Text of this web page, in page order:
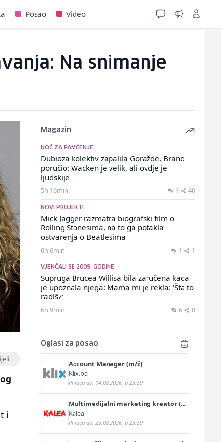
Posao Video
Na snimanje
i
Magazin
NOĆ ZA PAMĆENJE
Dubioza kolektiv zapalila Goražde, Brano
poručio: Wacken je velik, ali ovdje je
ljudskije
5h 16min 1 40
NOVI PROJEKTI
Mick Jagger razmatra biografski film o
Rolling Stonesima, na to ga potakla
ostvarenja o Beatlesima
6h 6min 1 1
VJENČALI SE 2009. GODINE
Supruga Brucea Willisa bila zaručena kada
je upoznala njega: Mama mi je rekla: 'Šta to
radiš?'
6h 9min 6 8
Oglasi za posao
Account Manager (m/ž)
Klix.ba
Prijava do: 14.08.2026. u 23:59
Multimedijalni marketing kreator (m/
ž)
Kalea
Prijava do: 23.08.2026. u 23:59